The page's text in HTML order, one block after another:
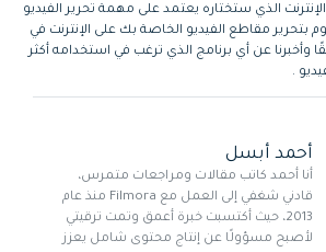
الذي ستختاره يعتمد على مهمة تحرير الفيديو
بتحرير مقاطع الفيديو الخاصة بك على الإنترنت في
وأخبرنا عن أي برنامج الذي ترغب في استخدامه أكثر
.
أحمد أبسل
أنا أحمد كاتب مقالات ومراجعات متمرس،
قادني شغفي إلى العمل مع Filmora منذ عام
2013، حيث أكتسبت خبرة أعمق وتمت ترقيتي
لأصبح مسؤولًا عن إنتاج محتوى شامل يعزز